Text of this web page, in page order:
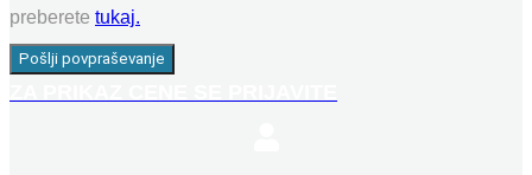
preberete tukaj.
Pošlji povpraševanje